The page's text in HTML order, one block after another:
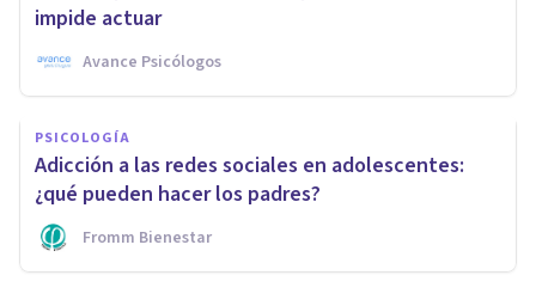
impide actuar
Avance Psicólogos
PSICOLOGÍA
Adicción a las redes sociales en adolescentes:
¿qué pueden hacer los padres?
Fromm Bienestar